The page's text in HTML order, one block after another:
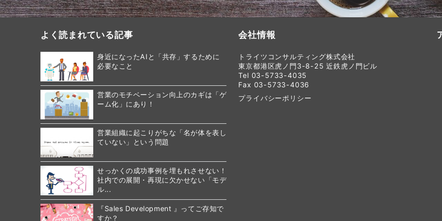
よく読まれている記事
身近になったAIと「共存」するために
必要なこと
営業のモチベーション向上のカギは「ゲ
ーム化」にあり！
営業組織に起こりがちな「名が体を表し
ていない」という問題
せっかくの成功事例を埋もれさせない！
社内での展開・再現に欠かせない「モデ
ル...
『Sales Development 』ってご存知で
すか？
会社情報
トライツコンサルティング株式会社
東京都港区虎ノ門3-8-25 近鉄虎ノ門ビル
Tel 03-5733-4035
Fax 03-5733-4036
プライバシーポリシー